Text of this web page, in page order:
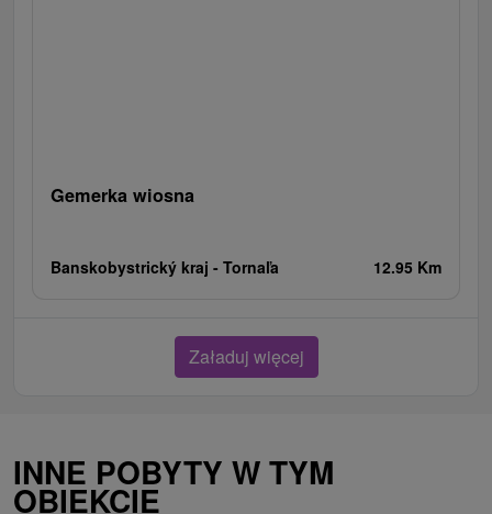
Gemerka wiosna
Banskobystrický kraj - Tornaľa 12.95 Km
Załaduj więcej
INNE POBYTY W TYM
OBIEKCIE